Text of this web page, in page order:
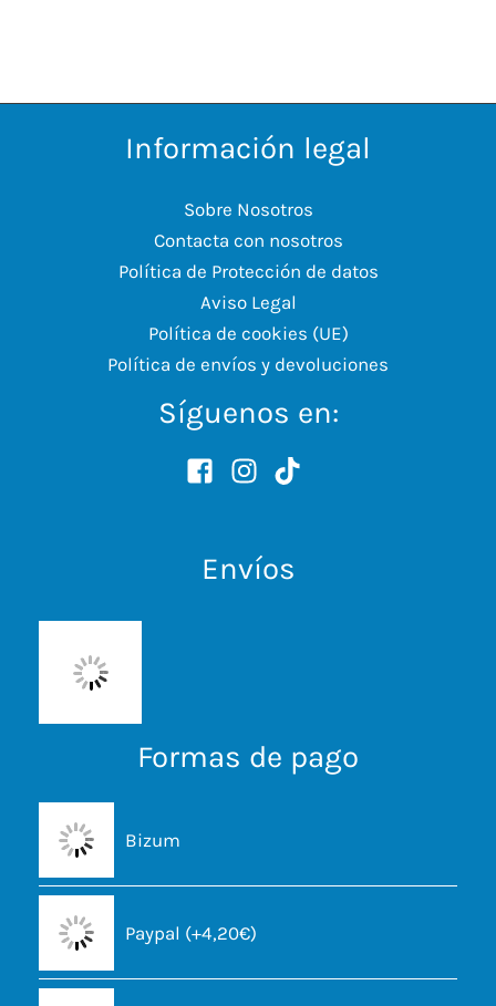
Información legal
Sobre Nosotros
Contacta con nosotros
Política de Protección de datos
Aviso Legal
Política de cookies (UE)
Política de envíos y devoluciones
Síguenos en:
Envíos
Formas de pago
Bizum
Paypal (+4,20€)